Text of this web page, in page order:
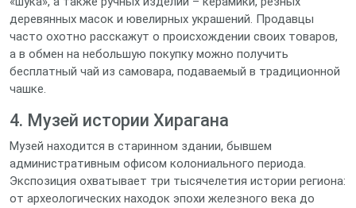
деревянных масок и ювелирных украшений. Продавцы
часто охотно расскажут о происхождении своих товаров,
а в обмен на небольшую покупку можно получить
бесплатный чай из самовара, подаваемый в традиционной
чашке.
4. Музей истории Хирагана
Музей находится в старинном здании, бывшем
административным офисом колониального периода.
Экспозиция охватывает три тысячелетия истории региона:
от археологических находок эпохи железного века до